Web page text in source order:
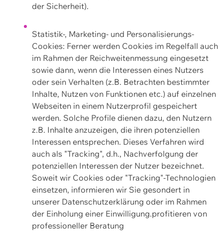
der Sicherheit).
Statistik-, Marketing- und Personalisierungs-
Cookies: Ferner werden Cookies im Regelfall auch
im Rahmen der Reichweitenmessung eingesetzt
sowie dann, wenn die Interessen eines Nutzers
oder sein Verhalten (z.B. Betrachten bestimmter
Inhalte, Nutzen von Funktionen etc.) auf einzelnen
Webseiten in einem Nutzerprofil gespeichert
werden. Solche Profile dienen dazu, den Nutzern
z.B. Inhalte anzuzeigen, die ihren potenziellen
Interessen entsprechen. Dieses Verfahren wird
auch als "Tracking", d.h., Nachverfolgung der
potenziellen Interessen der Nutzer bezeichnet.
Soweit wir Cookies oder "Tracking"-Technologien
einsetzen, informieren wir Sie gesondert in
unserer Datenschutzerklärung oder im Rahmen
der Einholung einer Einwilligung.profitieren von
professioneller Beratung